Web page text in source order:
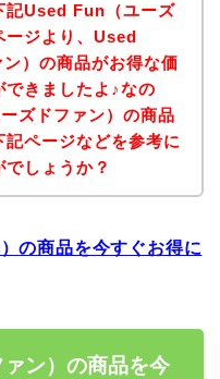
記Used Fun（ユーズ
ージより、Used
）の商品がお得な価
きましたよ♪なの
ズドファン）の商品
記ページなどを参考に
しょうか？
の商品を今すぐお得に
ン）の商品を今